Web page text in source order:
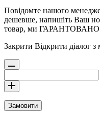
Повідомте нашого
дешевше, напишіть Ваш
товар, ми ГАРАНТОВАНО
Закрити Відкрити діалог
Замовити